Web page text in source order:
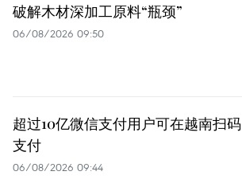
破解木材深加工原料“瓶颈”
06/08/2026 09:50
超过10亿微信支付用户可在越南扫码
支付
06/08/2026 09:44